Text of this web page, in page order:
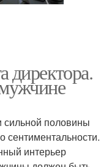
директора.
сильной половины
сентиментальности.
интерьер